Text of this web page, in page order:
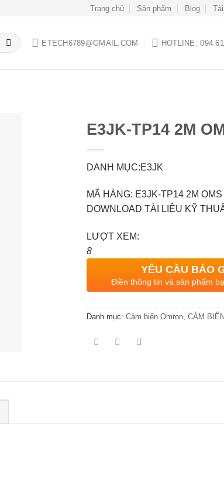
Trang chủ Sản phẩm Blog
ETECH6789@GMAIL.COM HOTLINE: 094
E3JK-TP14 2M
DANH MỤC:E3JK
MÃ HÀNG: E3JK-TP14 2M OMS
DOWNLOAD TÀI LIỆU KỸ
LƯỢT XEM:
8
YÊU CẦU BÁO
Điền thông tin và sản phẩm
Danh mục: Cảm biến Omron, CẢM